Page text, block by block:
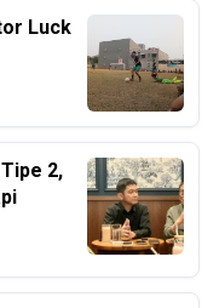
Luck
2,